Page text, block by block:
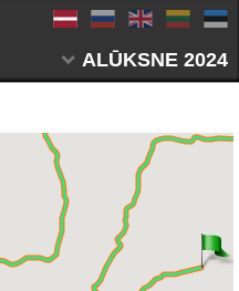
ALŪKSNE 2024